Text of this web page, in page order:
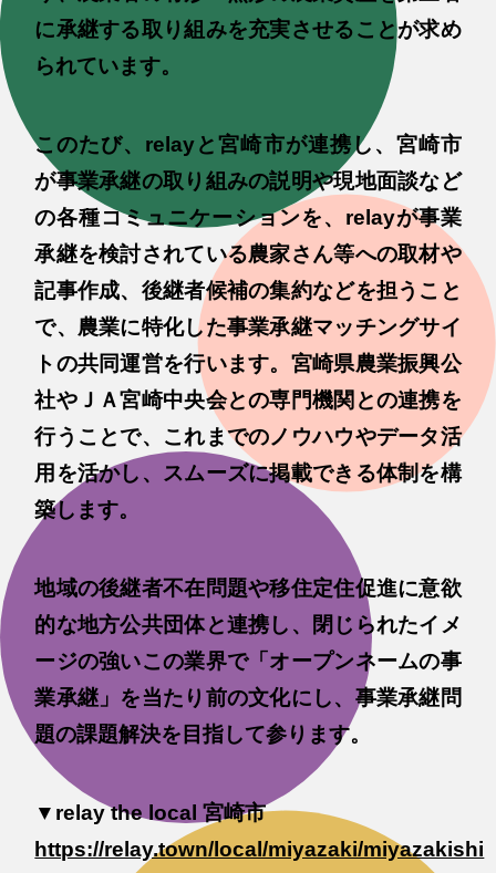
に承継する取り組みを充実させることが求め
られています。
このたび、relayと宮崎市が連携し、宮崎市
が事業承継の取り組みの説明や現地面談など
の各種コミュニケーションを、relayが事業
承継を検討されている農家さん等への取材や
記事作成、後継者候補の集約などを担うこと
で、農業に特化した事業承継マッチングサイ
トの共同運営を行います。宮崎県農業振興公
社やＪＡ宮崎中央会との専門機関との連携を
行うことで、これまでのノウハウやデータ活
用を活かし、スムーズに掲載できる体制を構
築します。
地域の後継者不在問題や移住定住促進に意欲
的な地方公共団体と連携し、閉じられたイメ
ージの強いこの業界で「オープンネームの事
業承継」を当たり前の文化にし、事業承継問
題の課題解決を目指して参ります。
▼relay the local 宮崎市
https://relay.town/local/miyazaki/miyazakishi